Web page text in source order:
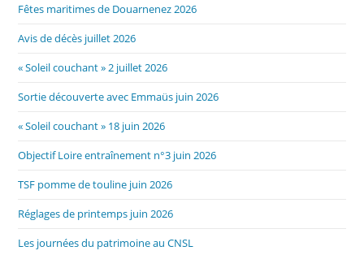
Fêtes maritimes de Douarnenez 2026
Avis de décès juillet 2026
« Soleil couchant » 2 juillet 2026
Sortie découverte avec Emmaüs juin 2026
« Soleil couchant » 18 juin 2026
Objectif Loire entraînement n°3 juin 2026
TSF pomme de touline juin 2026
Réglages de printemps juin 2026
Les journées du patrimoine au CNSL